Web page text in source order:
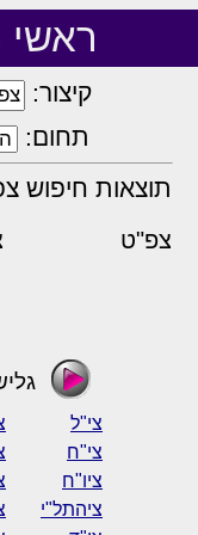
ראשי
קיצור:
תחום:
תוצאות חיפוש
צפ"ט
צי"ל
צי"ח
ציו"ח
ציהתל"י